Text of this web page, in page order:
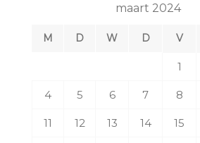
maart 2024
M D W D V
1
4 5 6 7 8
11 12 13 14 15